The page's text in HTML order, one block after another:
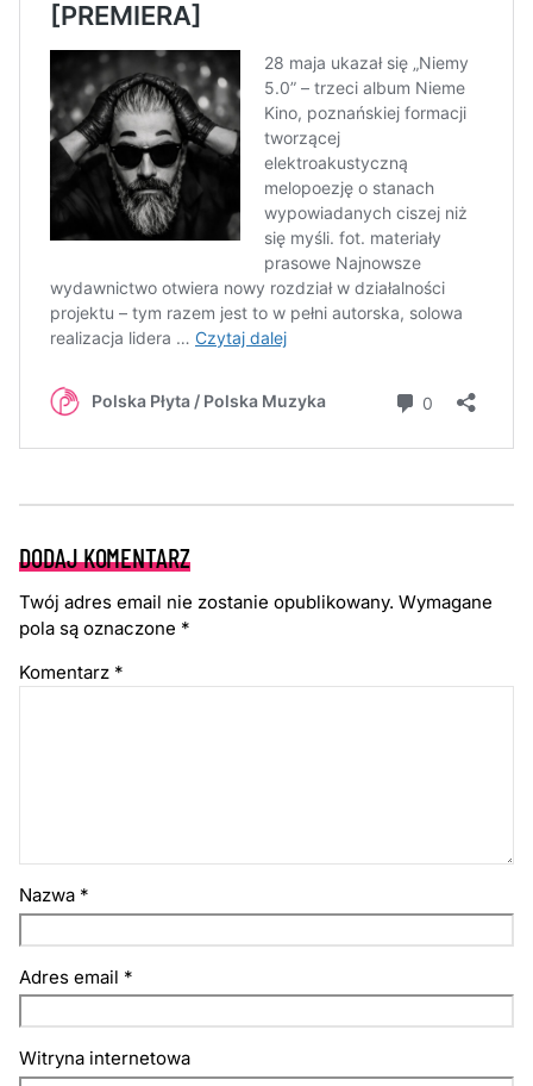
DODAJ KOMENTARZ
Twój adres email nie zostanie opublikowany. Wymagane
pola są oznaczone *
Komentarz *
Nazwa *
Adres email *
Witryna internetowa